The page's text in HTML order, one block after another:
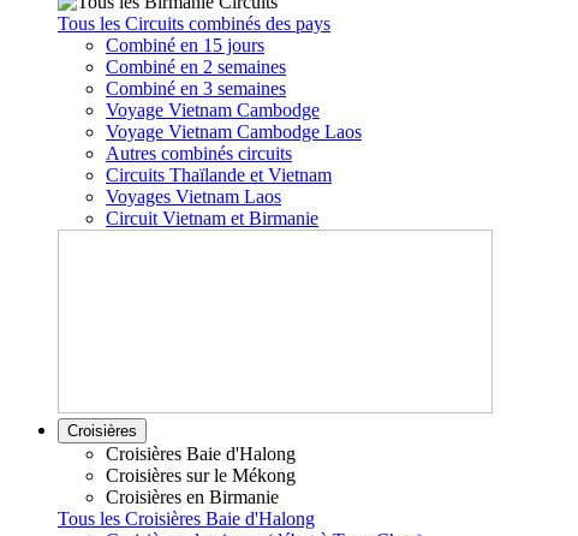
Tous les Circuits combinés des pays
Combiné en 15 jours
Combiné en 2 semaines
Combiné en 3 semaines
Voyage Vietnam Cambodge
Voyage Vietnam Cambodge Laos
Autres combinés circuits
Circuits Thaïlande et Vietnam
Voyages Vietnam Laos
Circuit Vietnam et Birmanie
Croisières
Croisières Baie d'Halong
Croisières sur le Mékong
Croisières en Birmanie
Tous les Croisières Baie d'Halong